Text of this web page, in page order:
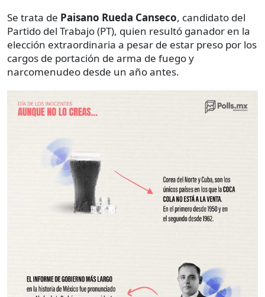
Se trata de Paisano Rueda Canseco, candidato del
Partido del Trabajo (PT), quien resultó ganador en la
elección extraordinaria a pesar de estar preso por los
cargos de portación de arma de fuego y
narcomenudeo desde un año antes.